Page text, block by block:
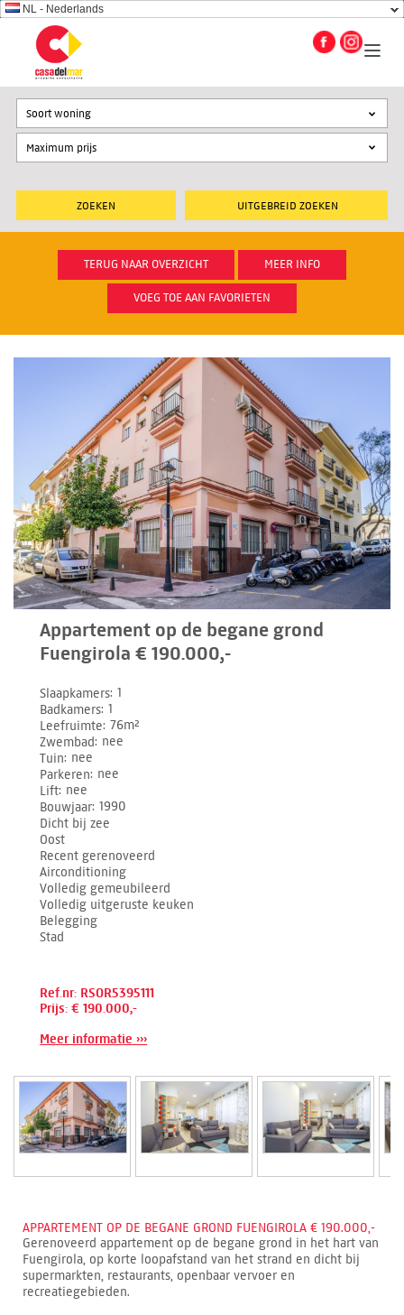
NL - Nederlands
UITGEBREID ZOEKEN
Soort woning
TERUG NAAR OVERZICHT MEER INFO
VOEG TOE AAN FAVORIETEN
Appartement op de begane grond
Fuengirola € 190.000,-
Slaapkamers 1
Badkamers 1
Leefruimte 76m²
Zwembad nee
Tuin nee
Parkeren nee
Lift nee
Bouwjaar 1990
Dicht bij zee
Oost
Recent gerenoveerd
Airconditioning
Volledig gemeubileerd
Volledig uitgeruste keuken
Belegging
Stad
Ref.nr: RSOR5395111
Prijs: € 190.000,-
Meer informatie ›››
APPARTEMENT OP DE BEGANE GROND FUENGIROLA € 190.000,-
Gerenoveerd appartement op de begane grond in het hart van
Fuengirola, op korte loopafstand van het strand en dicht bij
supermarkten, restaurants, openbaar vervoer en
recreatiegebieden.